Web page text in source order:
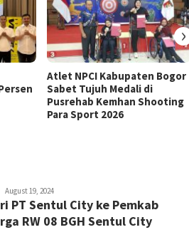
Atlet NPCI Kabupaten Bogor
Sabet Tujuh Medali di
Pusrehab Kemhan Shooting
Para Sport 2026
›
August 19, 2024
PT Sentul City ke Pemkab
RW 08 BGH Sentul City